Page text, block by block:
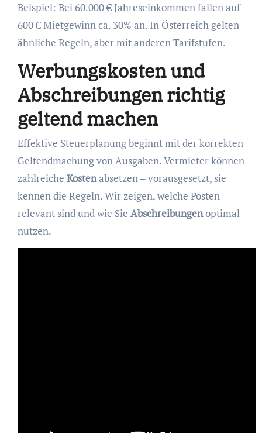
Beispiel: Bei 60.000 € Jahreseinkommen fallen auf
600 € Mietgewinn ca. 30% an. In Österreich gelten
ähnliche Regeln, aber mit anderen Tarifstufen.
Werbungskosten und
Abschreibungen richtig
geltend machen
Effektive Steuerplanung beginnt mit der korrekten
Geltendmachung von Ausgaben. Vermieter können
zahlreiche Kostenabsetzen – vorausgesetzt, sie
kennen die Regeln. Wir zeigen, welche Posten
relevant sind und wie Sie Abschreibungenoptimal
nutzen.